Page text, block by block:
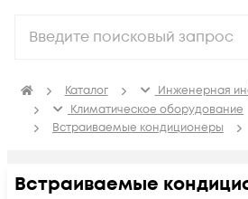
Каталог
Инженерная
Климатичeское оборудование
Встраиваемые кондиционеры
Встраиваемые